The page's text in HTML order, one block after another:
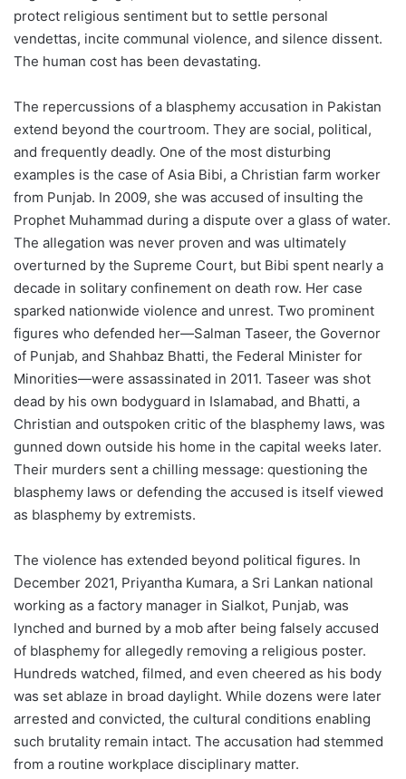
protect religious sentiment but to settle personal
vendettas, incite communal violence, and silence dissent.
The human cost has been devastating.
The repercussions of a blasphemy accusation in Pakistan
extend beyond the courtroom. They are social, political,
and frequently deadly. One of the most disturbing
examples is the case of Asia Bibi, a Christian farm worker
from Punjab. In 2009, she was accused of insulting the
Prophet Muhammad during a dispute over a glass of water.
The allegation was never proven and was ultimately
overturned by the Supreme Court, but Bibi spent nearly a
decade in solitary confinement on death row. Her case
sparked nationwide violence and unrest. Two prominent
figures who defended her—Salman Taseer, the Governor
of Punjab, and Shahbaz Bhatti, the Federal Minister for
Minorities—were assassinated in 2011. Taseer was shot
dead by his own bodyguard in Islamabad, and Bhatti, a
Christian and outspoken critic of the blasphemy laws, was
gunned down outside his home in the capital weeks later.
Their murders sent a chilling message: questioning the
blasphemy laws or defending the accused is itself viewed
as blasphemy by extremists.
The violence has extended beyond political figures. In
December 2021, Priyantha Kumara, a Sri Lankan national
working as a factory manager in Sialkot, Punjab, was
lynched and burned by a mob after being falsely accused
of blasphemy for allegedly removing a religious poster.
Hundreds watched, filmed, and even cheered as his body
was set ablaze in broad daylight. While dozens were later
arrested and convicted, the cultural conditions enabling
such brutality remain intact. The accusation had stemmed
from a routine workplace disciplinary matter.